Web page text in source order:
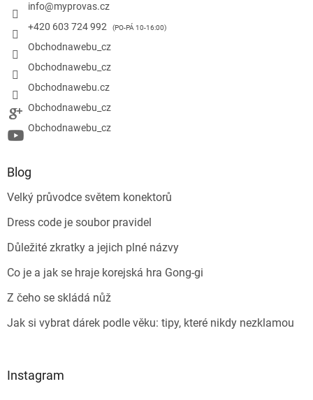
info@myprovas.cz
+420 603 724 992
Obchodnawebu_cz
Obchodnawebu_cz
Obchodnawebu.cz
Obchodnawebu_cz
Obchodnawebu_cz
Blog
Velký průvodce světem konektorů
Dress code je soubor pravidel
Důležité zkratky a jejich plné názvy
Co je a jak se hraje korejská hra Gong-gi
Z čeho se skládá nůž
Jak si vybrat dárek podle věku: tipy, které nikdy nezklamou
Instagram